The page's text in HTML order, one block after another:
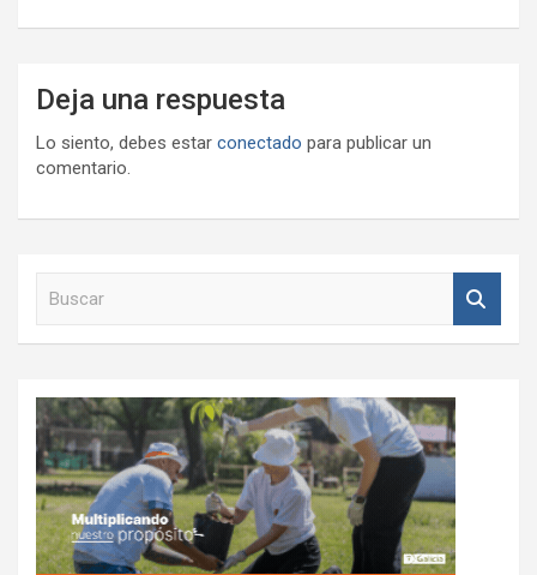
Deja una respuesta
Lo siento, debes estar conectado para publicar un
comentario.
r